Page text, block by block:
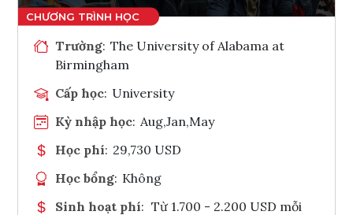
Trường: The University of Alabama at
Birmingham
Cấp học: University
Kỳ nhập học: Aug,Jan,May
Học phí: 29,730 USD
Học bổng: Không
Sinh hoạt phí: Từ 1.700 - 2.200 USD mỗi